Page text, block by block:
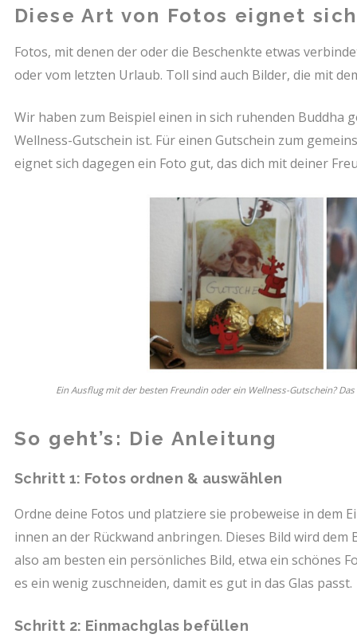
Diese Art von Fotos eignet
Fotos, mit denen der oder die Beschenkte etwas
oder vom letzten Urlaub. Toll sind auch Bilder, die mit
Wir haben zum Beispiel einen in sich ruhenden Buddha
Wellness-Gutschein ist. Für einen Gutschein zum
eignet sich dagegen ein Foto gut, das dich mit deiner
Ein Ausflug mit der besten Freundin oder ein Wellness-Gutschein?
So geht’s: Die Anleitung
Schritt 1: Fotos ordnen & auswählen
Ordne deine Fotos und platziere sie probeweise in dem
innen an der Rückwand anbringen. Dieses Bild wird
also am besten ein persönliches Bild, etwa ein schönes
es ein wenig zuschneiden, damit es gut in das Glas passt.
Schritt 2: Einmachglas befüllen